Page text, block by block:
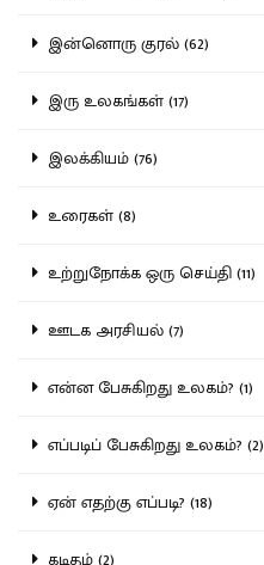
இன்னொரு குரல் (62)
இரு உலகங்கள் (17)
இலக்கியம் (76)
உரைகள் (8)
உற்றுநோக்க ஒரு செய்தி (11)
ஊடக அரசியல் (7)
என்ன பேசுகிறது உலகம்? (1)
எப்படிப் பேசுகிறது உலகம்? (2)
ஏன் எதற்கு எப்படி? (18)